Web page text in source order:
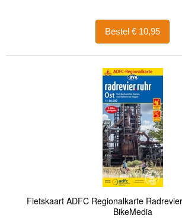
Bestel € 10,95
Fietskaart ADFC Regionalkarte
BikeMedia